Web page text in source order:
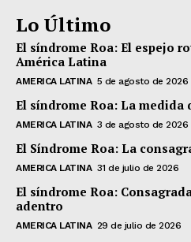
Lo Último
El síndrome Roa: El espejo
América Latina
AMERICA LATINA 5 de agosto de 2026
El síndrome Roa: La medida
AMERICA LATINA 3 de agosto de 2026
El Síndrome Roa: La
AMERICA LATINA 31 de julio de 2026
El síndrome Roa:
adentro
AMERICA LATINA 29 de julio de 2026